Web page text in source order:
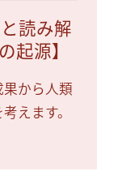
読み解
起源】
から人類
えます。